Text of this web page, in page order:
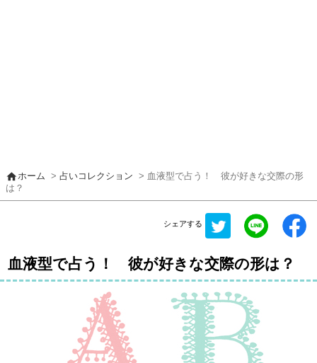
homeホーム >占いコレクション
> 血液型で占う！ 彼が好きな交際の形
は？
シェアする
血液型で占う！ 彼が好きな交際の形は？